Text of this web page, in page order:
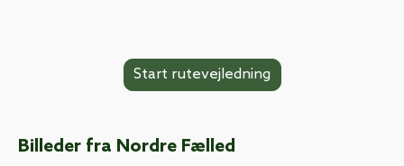
Billeder fra Nordre Fælled